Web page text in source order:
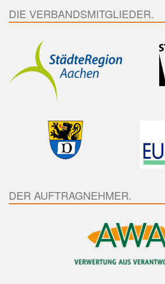
DIE VERBANDSMITGLIEDER.
DER AUFTRAGNEHMER.